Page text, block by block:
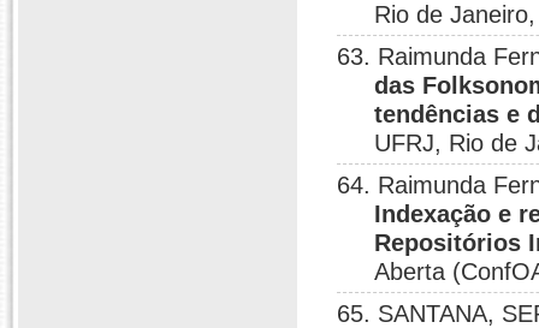
Rio de
63. Raimunda
das
tendências e
UFRJ, Rio de
64. Raimunda
Indexação e
Repositórios
Aberta
65. SANTANA,